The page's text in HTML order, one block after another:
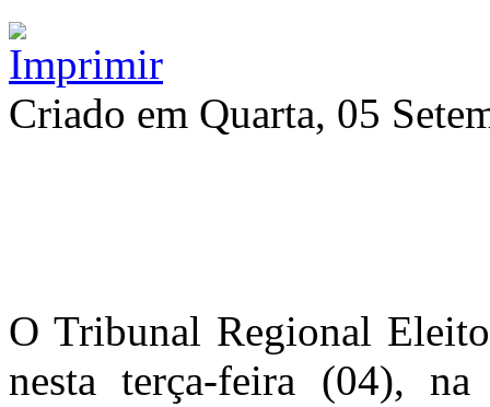
Criado em Quarta, 05
O Tribunal Regional
nesta terça-feira (04),